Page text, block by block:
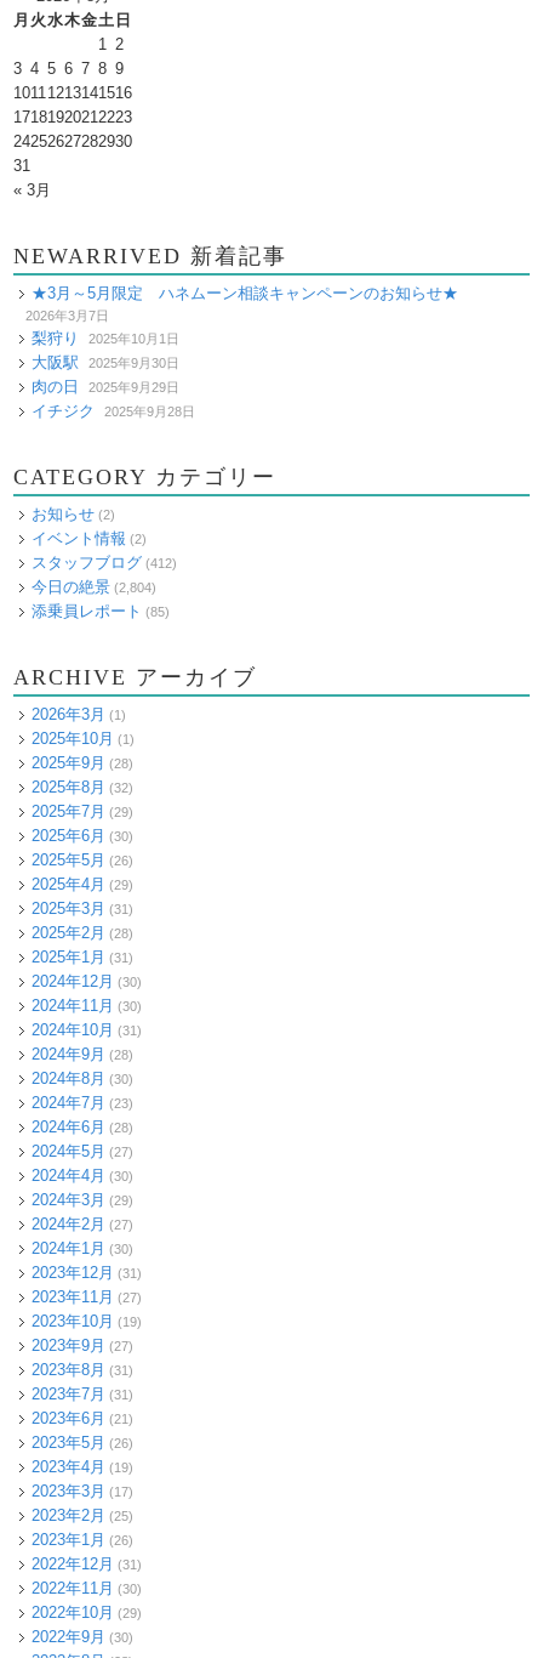
月 火水木金土 日
1
2
3 4 5 6 7 8 9
1011 1213141516
1718192021 2223
24252627282930
31
« 3月
NEWARRIVED 新着記事
★3月～5月限定 ハネムーン相談キャンペーンのお知らせ★
2026年3月7日
梨狩り 2025年10月1日
大阪駅 2025年9月30日
肉の日 2025年9月29日
イチジク 2025年9月28日
CATEGORY カテゴリー
お知らせ (2)
イベント情報 (2)
スタッフブログ (412)
今日の絶景 (2,804)
添乗員レポート (85)
ARCHIVE アーカイブ
2026年3月 (1)
2025年10月 (1)
2025年9月 (28)
2025年8月 (32)
2025年7月 (29)
2025年6月 (30)
2025年5月 (26)
2025年4月 (29)
2025年3月 (31)
2025年2月 (28)
2025年1月 (31)
2024年12月 (30)
2024年11月 (30)
2024年10月 (31)
2024年9月 (28)
2024年8月 (30)
2024年7月 (23)
2024年6月 (28)
2024年5月 (27)
2024年4月 (30)
2024年3月 (29)
2024年2月 (27)
2024年1月 (30)
2023年12月 (31)
2023年11月 (27)
2023年10月 (19)
2023年9月 (27)
2023年8月 (31)
2023年7月 (31)
2023年6月 (21)
2023年5月 (26)
2023年4月 (19)
2023年3月 (17)
2023年2月 (25)
2023年1月 (26)
2022年12月 (31)
2022年11月 (30)
2022年10月 (29)
2022年9月 (30)